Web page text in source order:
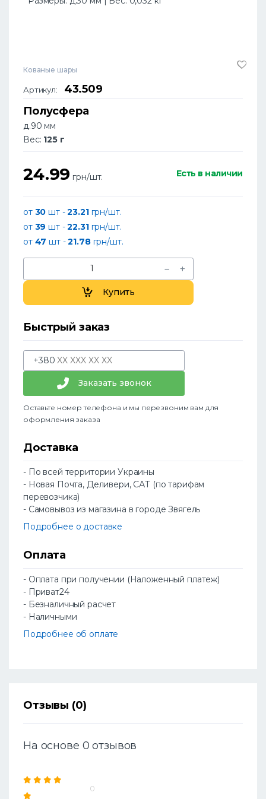
Кованые шары
Артикул:
43.509
Полусфера
д.90 мм
Вес: 125 г
24.99 грн/шт. Есть в наличии
от 30 шт -23.21грн/шт.
от 39 шт -22.31грн/шт.
от 47 шт -21.78грн/шт.
Купить
Быстрый заказ
+380
Заказать звонок
Оставьте номер телефона и мы перезвоним вам для
оформления заказа
Доставка
- По всей территории Украины
- Новая Почта, Деливери, САТ (по тарифам
перевозчика)
- Самовывоз из магазина в городе Звягель
Подробнее о доставке
Оплата
- Оплата при получении (Наложенный платеж)
- Приват24
- Безналичный расчет
- Наличными
Подробнее об оплате
Отзывы (0)
На основе 0 отзывов
0